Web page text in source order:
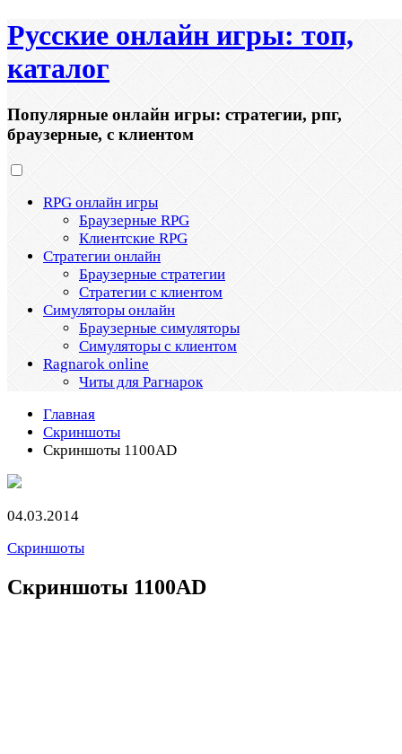
Русские онлайн игры: топ,
каталог
Популярные онлайн игры: стратегии, рпг,
браузерные, с клиентом
RPG онлайн игры
Браузерные RPG
Клиентские RPG
Стратегии онлайн
Браузерные стратегии
Стратегии с клиентом
Симуляторы онлайн
Браузерные симуляторы
Симуляторы с клиентом
Ragnarok online
Читы для Рагнарок
Главная
Скриншоты
Скриншоты 1100AD
04.03.2014
Скриншоты
Скриншоты 1100AD